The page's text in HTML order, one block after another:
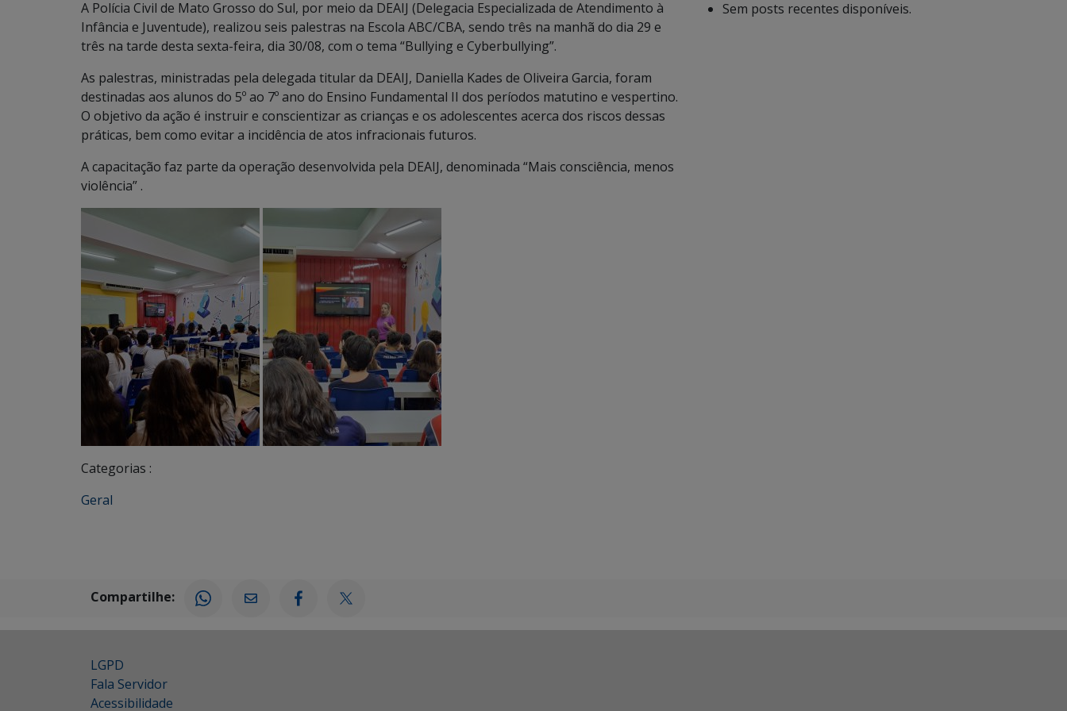
A Polícia Civil de Mato Grosso do Sul, por meio da DEAIJ (Delegacia Especializada de Atendimento à
Infância e Juventude), realizou seis palestras na Escola ABC/CBA, sendo três na manhã do dia 29 e
três na tarde desta sexta-feira, dia 30/08, com o tema “Bullying e Cyberbullying”.
As palestras, ministradas pela delegada titular da DEAIJ, Daniella Kades de Oliveira Garcia, foram
destinadas aos alunos do 5º ao 7º ano do Ensino Fundamental II dos períodos matutino e vespertino.
O objetivo da ação é instruir e conscientizar as crianças e os adolescentes acerca dos riscos dessas
práticas, bem como evitar a incidência de atos infracionais futuros.
A capacitação faz parte da operação desenvolvida pela DEAIJ, denominada “Mais consciência, menos
violência” .
Categorias :
Geral
Sem posts recentes disponíveis.
Compartilhe:
LGPD
Fala Servidor
Acessibilidade